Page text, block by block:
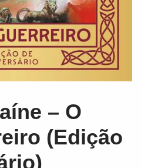
– O
(Edição